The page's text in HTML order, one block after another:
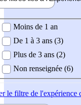
demandée
Moins de 1 an
De 1 à 3 ans (3)
Plus de 3 ans (2)
Non renseignée (6)
le filtre de l'expérience